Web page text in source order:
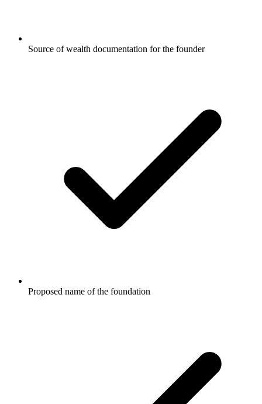
Source of wealth documentation for the founder
Proposed name of the foundation